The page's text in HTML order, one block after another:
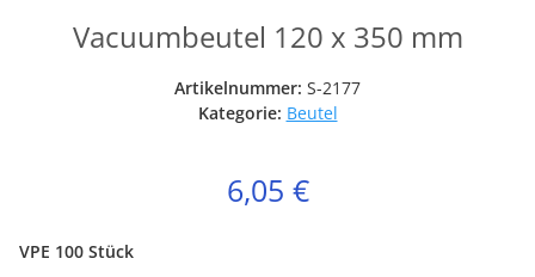
Vacuumbeutel 120 x 350 mm
Artikelnummer: S-2177
Kategorie: Beutel
6,05 €
VPE 100 Stück